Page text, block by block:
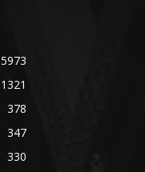
5973
1321
378
347
330